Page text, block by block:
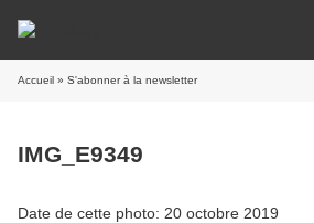
Accueil » S'abonner à la newsletter
IMG_E9349
Date de cette photo: 20 octobre 2019